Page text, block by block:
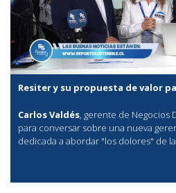
Resiter y su propuesta de valor
Carlos Valdés, gerente de Negocios
para conversar sobre una nueva
dedicada a abordar "los dolores" de